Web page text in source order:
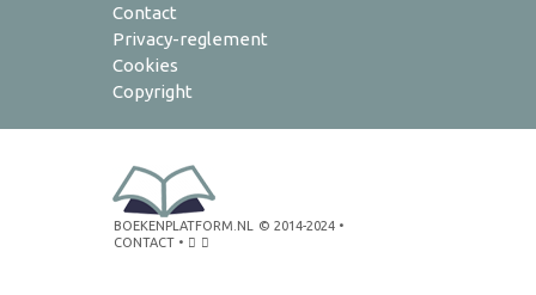
Contact
Privacy-reglement
Cookies
Copyright
BOEKENPLATFORM.NL © 2014-2024 •
CONTACT •